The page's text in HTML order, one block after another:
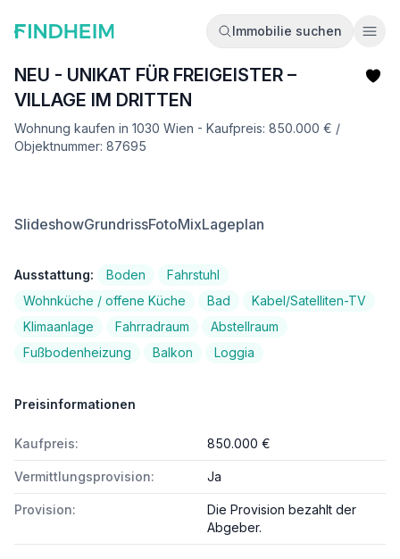
Immobilie suchen
NEU - UNIKAT FÜR FREIGEISTER –
VILLAGE IM DRITTEN
Wohnung kaufen in 1030 Wien - Kaufpreis: 850.000 € /
Objektnummer: 87695
SlideshowGrundrissFotoMixLageplan
Ausstattung: Boden
Fahrstuhl
Wohnküche / offene Küche
Bad
Kabel/Satelliten-TV
Klimaanlage
Fahrradraum
Abstellraum
Fußbodenheizung
Balkon Loggia
Preisinformationen
Kaufpreis: 850.000 €
Vermittlungsprovision: Ja
Provision:
Die Provision bezahlt der
Abgeber.